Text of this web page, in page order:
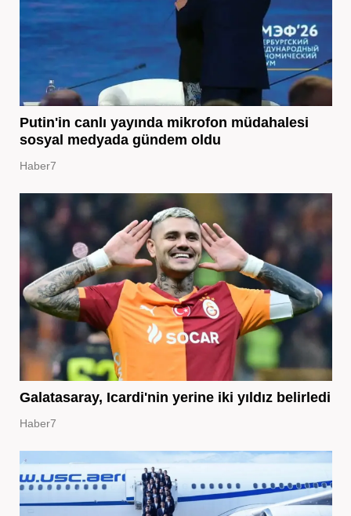
Putin'in canlı yayında mikrofon müdahalesi
sosyal medyada gündem oldu
Haber7
Galatasaray, Icardi'nin yerine iki yıldız belirledi
Haber7